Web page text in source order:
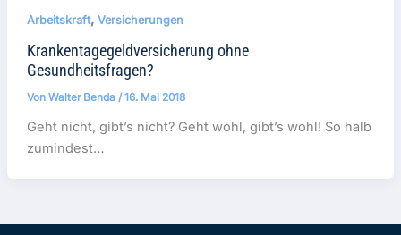
Arbeitskraft, Versicherungen
Krankentagegeldversicherung ohne
Gesundheitsfragen?
Von Walter Benda /16. Mai 2018
Geht nicht, gibt’s nicht? Geht wohl, gibt’s wohl! So halb
zumindest…